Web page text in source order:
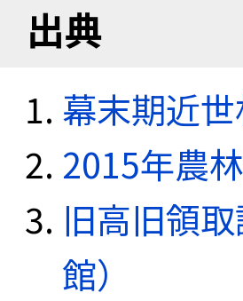
出典
幕末期近
2015年農
旧高旧領
館）